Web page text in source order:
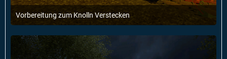
Vorbereitung zum Knolln Verstecken
19. Mai 2014 um 12:20